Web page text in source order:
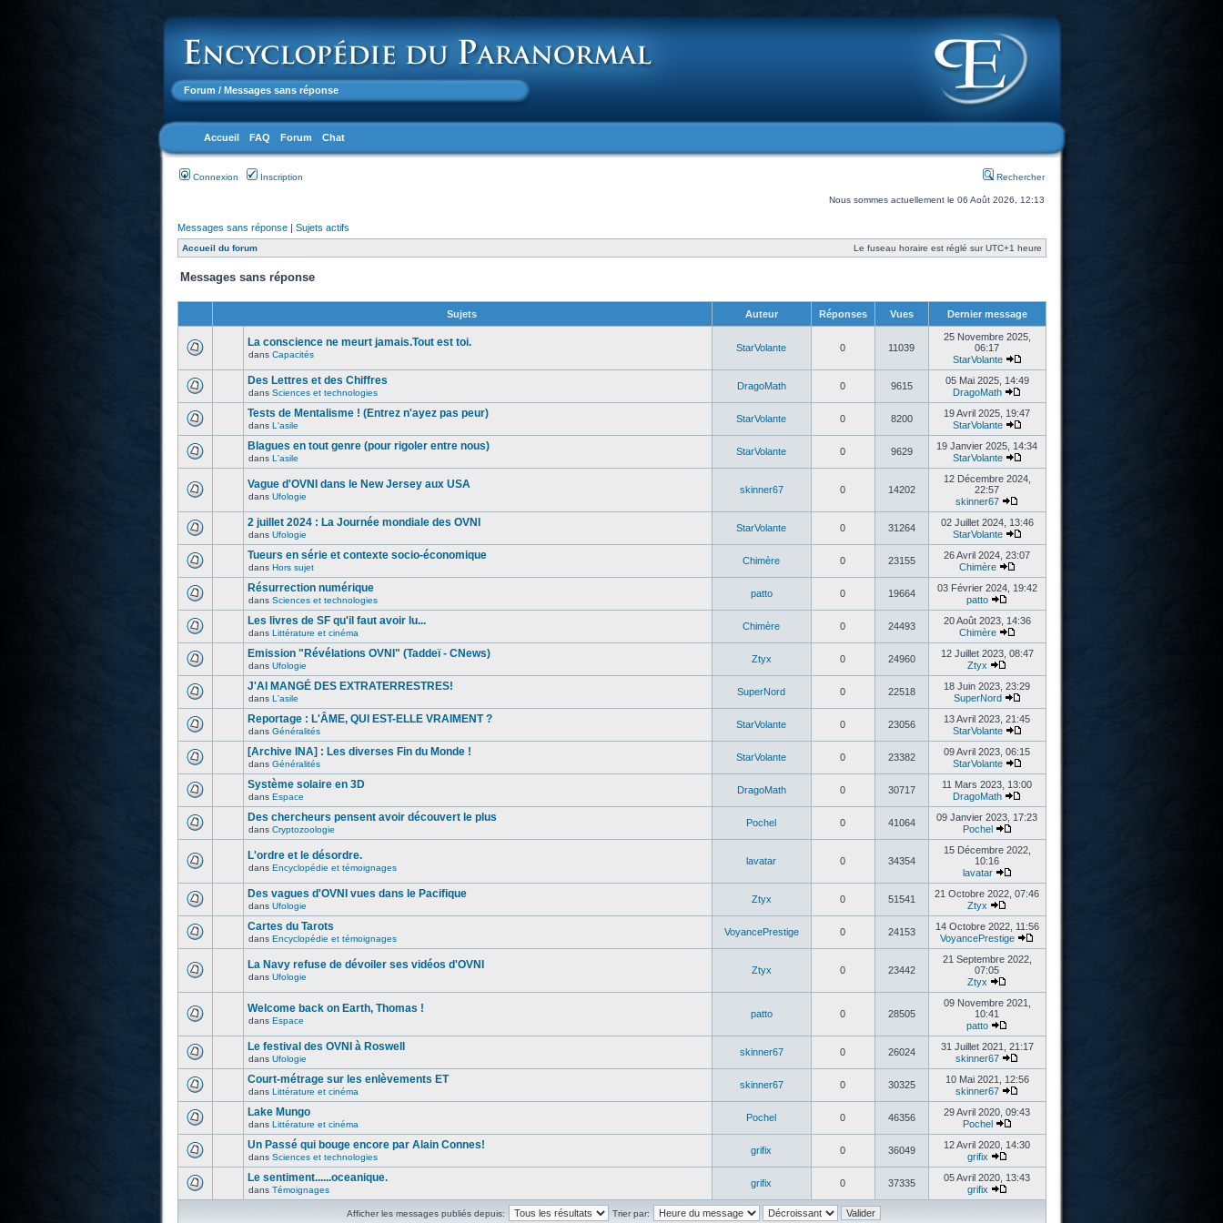
Forum / Messages sans réponse
Accueil FAQ Forum Chat
Connexion Inscription Rechercher
Nous sommes actuellement le 06 Août 2026, 12:13
Messages sans réponse| Sujets actifs
Accueil du forum Le fuseau horaire est réglé sur UTC+1 heure
Messages sans réponse
Sujets Auteur Réponses Vues Dernier message
La conscience ne meurt jamais.Tout est toi.
dans Capacités
StarVolante 0 11039
25 Novembre 2025,
06:17
StarVolante
Des Lettres et des Chiffres
dans Sciences et technologies
DragoMath 0 9615
05 Mai 2025, 14:49
DragoMath
Tests de Mentalisme ! (Entrez n'ayez pas peur)
dans L'asile
StarVolante 0 8200
19 Avril 2025, 19:47
StarVolante
Blagues en tout genre (pour rigoler entre nous)
dans L'asile
StarVolante 0 9629
19 Janvier 2025, 14:34
StarVolante
Vague d'OVNI dans le New Jersey aux USA
dans Ufologie
skinner67 0 14202
12 Décembre 2024,
22:57
skinner67
2 juillet 2024 : La Journée mondiale des OVNI
dans Ufologie
StarVolante 0 31264
02 Juillet 2024, 13:46
StarVolante
Tueurs en série et contexte socio-économique
dans Hors sujet
Chimère 0 23155
26 Avril 2024, 23:07
Chimère
Résurrection numérique
dans Sciences et technologies
patto 0 19664
03 Février 2024, 19:42
patto
Les livres de SF qu'il faut avoir lu...
dans Littérature et cinéma
Chimère 0 24493
20 Août 2023, 14:36
Chimère
Emission "Révélations OVNI" (Taddeï - CNews)
dans Ufologie
Ztyx 0 24960
12 Juillet 2023, 08:47
Ztyx
J'AI MANGÉ DES EXTRATERRESTRES!
dans L'asile
SuperNord 0 22518
18 Juin 2023, 23:29
SuperNord
Reportage : L'ÂME, QUI EST-ELLE VRAIMENT ?
dans Généralités
StarVolante 0 23056
13 Avril 2023, 21:45
StarVolante
[Archive INA] : Les diverses Fin du Monde !
dans Généralités
StarVolante 0 23382
09 Avril 2023, 06:15
StarVolante
Système solaire en 3D
dans Espace
DragoMath 0 30717
11 Mars 2023, 13:00
DragoMath
Des chercheurs pensent avoir découvert le plus
dans Cryptozoologie
Pochel 0 41064
09 Janvier 2023, 17:23
Pochel
L'ordre et le désordre.
dans Encyclopédie et témoignages
lavatar 0 34354
15 Décembre 2022,
10:16
lavatar
Des vagues d'OVNI vues dans le Pacifique
dans Ufologie
Ztyx 0 51541
21 Octobre 2022, 07:46
Ztyx
Cartes du Tarots
dans Encyclopédie et témoignages
VoyancePrestige 0 24153
14 Octobre 2022, 11:56
VoyancePrestige
La Navy refuse de dévoiler ses vidéos d'OVNI
dans Ufologie
Ztyx 0 23442
21 Septembre 2022,
07:05
Ztyx
Welcome back on Earth, Thomas !
dans Espace
patto 0 28505
09 Novembre 2021,
10:41
patto
Le festival des OVNI à Roswell
dans Ufologie
skinner67 0 26024
31 Juillet 2021, 21:17
skinner67
Court-métrage sur les enlèvements ET
dans Littérature et cinéma
skinner67 0 30325
10 Mai 2021, 12:56
skinner67
Lake Mungo
dans Littérature et cinéma
Pochel 0 46356
29 Avril 2020, 09:43
Pochel
Un Passé qui bouge encore par Alain Connes!
dans Sciences et technologies
grifix 0 36049
12 Avril 2020, 14:30
grifix
Le sentiment......oceanique.
dans Témoignages
grifix 0 37335
05 Avril 2020, 13:43
grifix
Afficher les messages publiés depuis: Trier par: